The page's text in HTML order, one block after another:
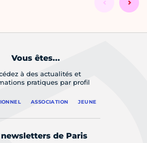
Vous êtes...
à des actualités et
pratiques par profil
ASSOCIATION JEUNE
newsletters de Paris